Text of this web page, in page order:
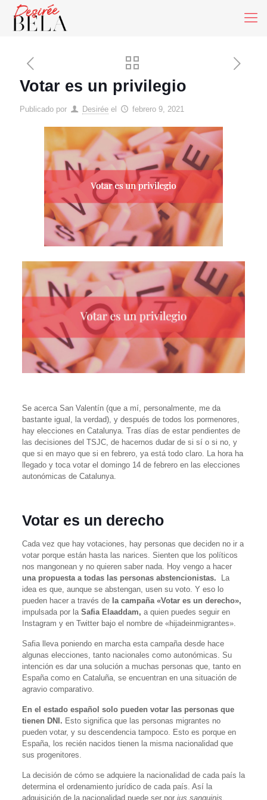
Votar es un privilegio
Publicado por Desirée el febrero 9, 2021
Se acerca San Valentín (que a mí, personalmente, me da
bastante igual, la verdad), y después de todos los pormenores,
hay elecciones en Catalunya. Tras días de estar pendientes de
las decisiones del TSJC, de hacernos dudar de si sí o si no, y
que si en mayo que si en febrero, ya está todo claro. La hora ha
llegado y toca votar el domingo 14 de febrero en las elecciones
autonómicas de Catalunya.
Votar es un derecho
Cada vez que hay votaciones, hay personas que deciden no ir a
votar porque están hasta las narices. Sienten que los políticos
nos mangonean y no quieren saber nada. Hoy vengo a hacer
una propuesta a todas las personas abstencionistas. La
idea es que, aunque se abstengan, usen su voto. Y eso lo
pueden hacer a través de la campaña «Votar es un derecho»,
impulsada por la Safia Elaaddam, a quien puedes seguir en
Instagram y en Twitter bajo el nombre de «hijadeinmigrantes».
Safia lleva poniendo en marcha esta campaña desde hace
algunas elecciones, tanto nacionales como autonómicas. Su
intención es dar una solución a muchas personas que, tanto en
España como en Cataluña, se encuentran en una situación de
agravio comparativo.
En el estado español solo pueden votar las personas que
tienen DNI. Esto significa que las personas migrantes no
pueden votar, y su descendencia tampoco. Esto es porque en
España, los recién nacidos tienen la misma nacionalidad que
sus progenitores.
La decisión de cómo se adquiere la nacionalidad de cada país la
determina el ordenamiento jurídico de cada país. Así la
adquisición de la nacionalidad puede ser por ius sanguinis,